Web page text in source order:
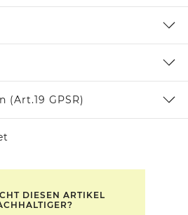
GPSR)
DIESEN ARTIKEL